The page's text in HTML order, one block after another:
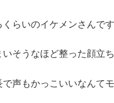
らいのイケメンさんです
そうなほど整った顔立
で声もかっこいいなんて